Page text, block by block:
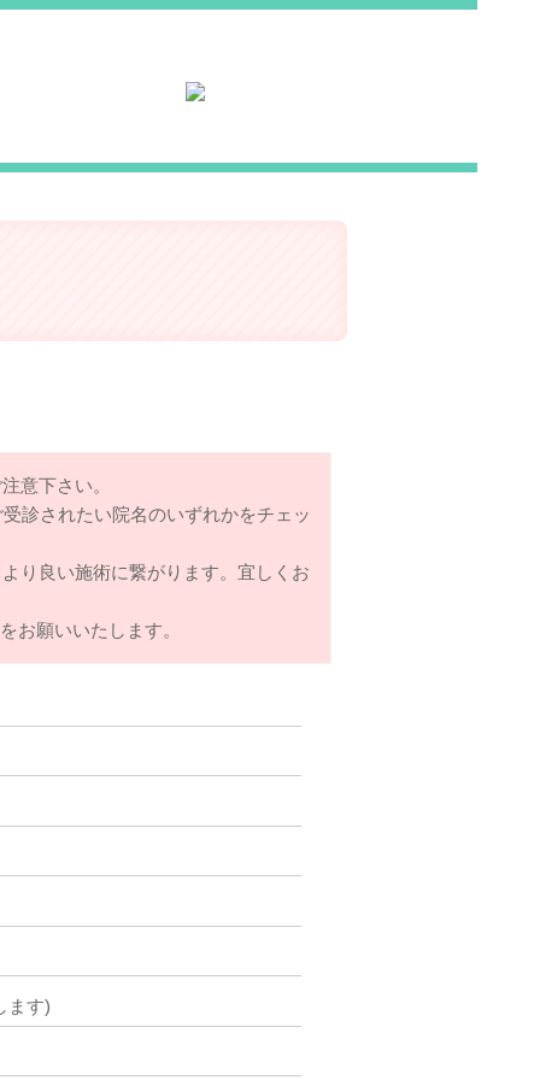
意下さい。
されたい院名のいずれかをチェッ
り良い施術に繋がります。宜しくお
お願いいたします。
す)